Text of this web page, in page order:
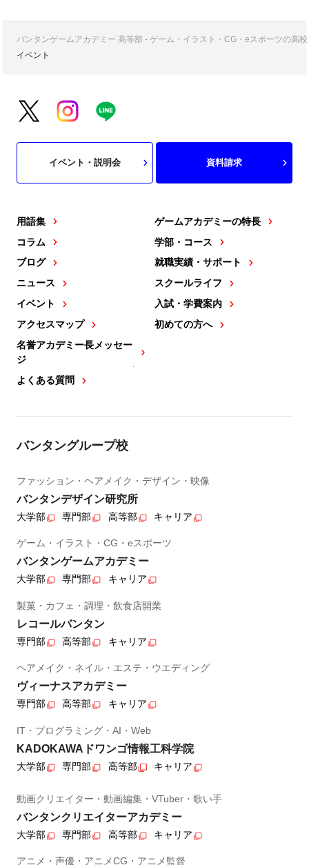
バンタンゲームアカデミー 高等部 - ゲーム・イラスト・CG・eスポーツの高
イベント
用語集
コラム
ブログ
ニュース
イベント
アクセスマップ
名誉アカデミー長メッセー
ジ
よくある質問
ゲームアカデミーの特長
学部・コース
就職実績・サポート
スクールライフ
入試・学費案内
初めての方へ
イベント・説明会 資料請求
バンタングループ校
ファッション・ヘアメイク・デザイン・映像
バンタンデザイン研究所
大学部 専門部 高等部 キャリア
ゲーム・イラスト・CG・eスポーツ
バンタンゲームアカデミー
大学部 専門部 キャリア
製菓・カフェ・調理・飲食店開業
レコールバンタン
専門部 高等部 キャリア
ヘアメイク・ネイル・エステ・ウエディング
ヴィーナスアカデミー
専門部 高等部 キャリア
IT・プログラミング・AI・Web
KADOKAWAドワンゴ情報工科学院
大学部 専門部 高等部 キャリア
動画クリエイター・動画編集・VTuber・歌い手
バンタンクリエイターアカデミー
大学部 専門部 高等部 キャリア
アニメ・声優・アニメCG・アニメ監督